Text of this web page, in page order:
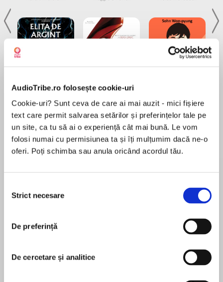
AudioTribe.ro folosește cookie-uri
Cookie-uri? Sunt ceva de care ai mai auzit - mici fișiere
text care permit salvarea setărilor și preferințelor tale pe
un site, ca tu să ai o experiență cât mai bună. Le vom
folosi numai cu permisiunea ta și îți mulțumim dacă ne-o
oferi. Poți schimba sau anula oricând acordul tău.
consimțământului
Strict necesare
De preferință
De cercetare și analitice
de...
Dani Francis
la...
Lauren Weisberger
Desprecarte
Finalist al National Book Award
„O poveste sfâșietoare despre identitate,
„Un tur de forță literar." Washington
MAI MULT
Recenzii